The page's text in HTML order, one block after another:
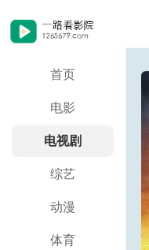
首页
电影
电视剧
综艺
动漫
体育